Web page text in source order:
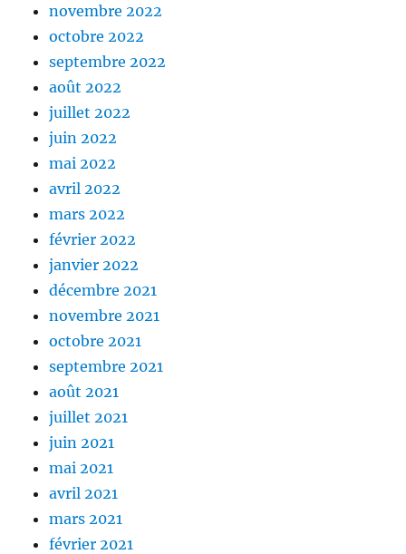
novembre 2022
octobre 2022
septembre 2022
août 2022
juillet 2022
juin 2022
mai 2022
avril 2022
mars 2022
février 2022
janvier 2022
décembre 2021
novembre 2021
octobre 2021
septembre 2021
août 2021
juillet 2021
juin 2021
mai 2021
avril 2021
mars 2021
février 2021